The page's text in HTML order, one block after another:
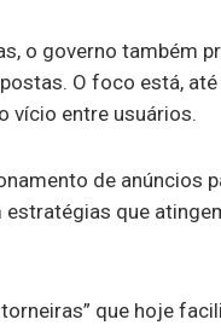
o governo também
O foco está,
vício entre usuários.
de anúncios
estratégias que
que hoje